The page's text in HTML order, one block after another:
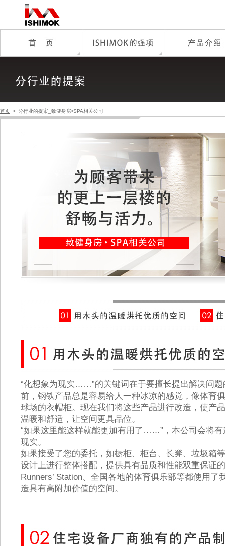
首页 > 分行业的提案_致健身房•SPA相关公司
“化想象为现实……”的关键词在于要擅长提出解决问题
前，钢铁产品总是容易给人一种冰凉的感觉，像体育
球场的衣帽柜。现在我们将这些产品进行改造，使产
温暖和舒适，让空间更具品位。
“如果这里能这样就能更加有用了……”，本公司会将有
现实。
如果接受了您的委托，如橱柜、柜台、长凳、垃圾箱
设计上进行整体搭配，提供具有品质和性能双重保证
Runners’ Station、全国各地的体育俱乐部等都使用了
造具有高附加价值的空间。